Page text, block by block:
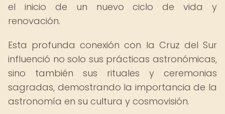
el inicio de un nuevo ciclo de vida y
renovación.
Esta profunda conexión con la Cruz del Sur
influenció no solo sus prácticas astronómicas,
sino también sus rituales y ceremonias
sagradas, demostrando la importancia de la
astronomía en su cultura y cosmovisión.